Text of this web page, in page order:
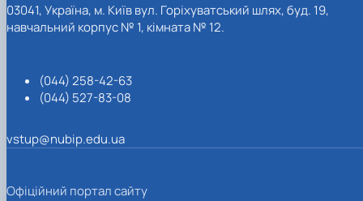
03041, Україна, м. Київ вул. Горіхуватський шлях, буд. 19,
навчальний корпус № 1, кімната № 12.
(044) 258-42-63
(044) 527-83-08
vstup@nubip.edu.ua
Офіційний портал сайту